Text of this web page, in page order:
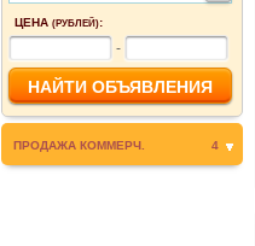
ЦЕНА (РУБЛЕЙ):
-
ПРОДАЖА КОММЕРЧ. 4